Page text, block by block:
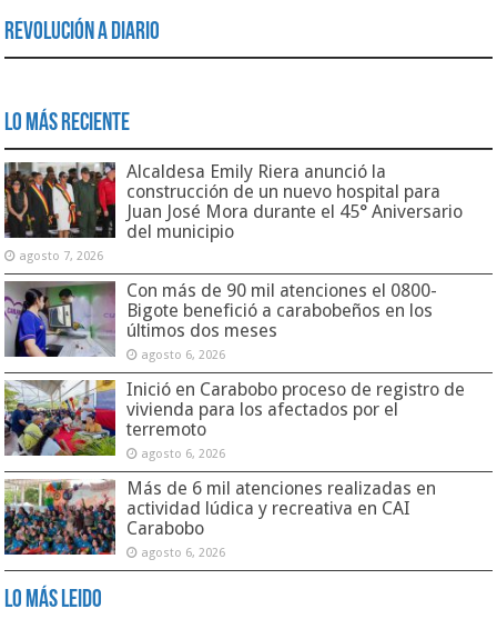
Revolución a Diario
Lo Más Reciente
Alcaldesa Emily Riera anunció la
construcción de un nuevo hospital para
Juan José Mora durante el 45° Aniversario
del municipio
agosto 7, 2026
Con más de 90 mil atenciones el 0800-
Bigote benefició a carabobeños en los
últimos dos meses
agosto 6, 2026
Inició en Carabobo proceso de registro de
vivienda para los afectados por el
terremoto
agosto 6, 2026
Más de 6 mil atenciones realizadas en
actividad lúdica y recreativa en CAI
Carabobo
agosto 6, 2026
Lo Más Leido